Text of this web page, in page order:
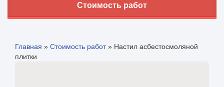
Стоимость работ
Главная » Стоимость работ» Настил асбестосмоляной
плитки